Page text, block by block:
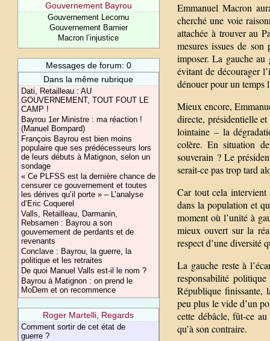
Gouvernement Bayrou
Gouvernement Lecornu
Gouvernement Barnier
Macron l’injustice
Messages de forum: 0
Dans la même rubrique
Dati, Retailleau : AU
GOUVERNEMENT, TOUT FOUT LE
CAMP !
Bayrou 1er Ministre : ma réaction !
(Manuel Bompard)
François Bayrou est bien moins
populaire que ses prédécesseurs lors
de leurs débuts à Matignon, selon un
sondage
« Ce PLFSS est la dernière chance de
censurer ce gouvernement et toutes
les dérives qu’il porte » – L’analyse
d’Eric Coquerel
Valls, Retailleau, Darmanin,
Rebsamen : Bayrou a son
gouvernement de perdants et de
revenants
Conclave : Bayrou, la guerre, la
politique et les retraites
De quoi Manuel Valls est-il le nom ?
Bayrou à Matignon : on prend le
MoDem et on recommence
Roger Martelli, Regards
Comment sortir de cet état de
guerre ?
Emmanuel Macron
cherché une voie
attachée à trouver au
mesures issues de
imposer. La gauche au
évitant de décourager
dénouer pour un temps
Mieux encore,
directe, présidentielle
lointaine – la
colère. En situation
souverain ? Le
serait-ce pas trop tard
Car tout cela intervient
dans la population et
moment où l’unité à
mieux ouvert sur la
respect d’une diversité
La gauche reste à
responsabilité
République finissante,
peu plus le vide d’un
cette débâcle, fût-ce
qu’à son contraire.